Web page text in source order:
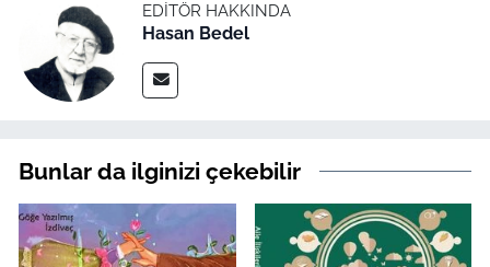
EDITÖR HAKKINDA
Hasan Bedel
Bunlar da ilginizi çekebilir